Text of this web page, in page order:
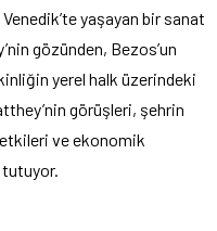
yaşayan bir sanat
gözünden, Bezos’un
yerel halk üzerindeki
görüşleri, şehrin
ve ekonomik